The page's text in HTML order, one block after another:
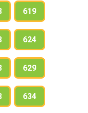
619
624
629
634